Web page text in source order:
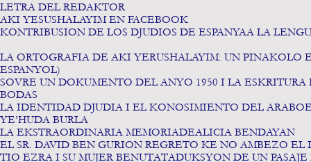
LETRA DEL REDAKTOR
AKI YESUSHALAYIM EN
KONTRIBUSION DE LOS DJUDIOS DE ESPANYAA LA
LA ORTOGRAFIA DE AKI YERUSHALAYIM: UN PINAKOLO
ESPANYOL)
SOVRE UN DOKUMENTO DEL ANYO 1950 I
BODAS
LA IDENTIDAD DJUDIA I EL KONOSIMIENTO DEL
YE’HUDA
LA EKSTRAORDINARIA
EL SR. DAVID BEN GURION REGRETO KE
TIO EZRA I SU MUJER BENUTATADUKSYON